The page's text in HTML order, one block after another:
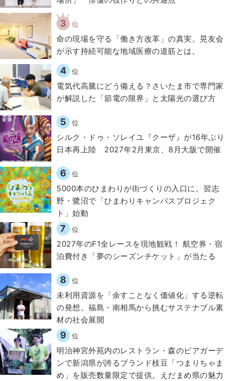
3 位
​命の現場を守る「働き方改革」の真実。晃友会
が示す持続可能な地域医療の道筋とは。
4 位
電気代高騰にどう備える？さいたま市で専門家
が解説した「節電の限界」と太陽光の選び方
5 位
シルク・ドゥ・ソレイユ『クーザ』が16年ぶり
日本再上陸 2027年2月東京、8月大阪で開催
6 位
5000本のひまわりが街づくりの入口に。習志
野・鷺沼で「ひまわりキャンパスプロジェク
ト」始動
7 位
2027年のF1全レースを現地観戦！ 航空券・宿
泊費付き「夢のシーズンチケット」が当たる
8 位
​​未利用資源を「余すことなく価値化」する逆転
の発想。福島・南相馬から挑むサステナブル素
材の社会展開​
9 位
明治神宮外苑内のレストラン・森のビアガーデ
ンで新潟県が誇るブランド枝豆「つまりちゃま
め」を販売数量限定で提供。えだまめ県の魅力